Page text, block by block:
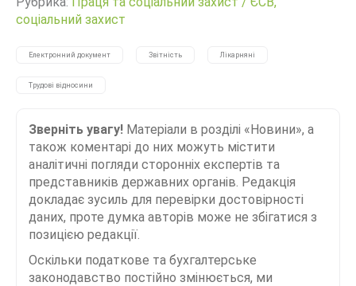
соціальний захист
Електронний документ Звітність Лікарняні
Трудові відносини
Зверніть увагу! Матеріали в розділі «Новини», а
також коментарі до них можуть містити
аналітичні погляди сторонніх експертів та
представників державних органів. Редакція
докладає зусиль для перевірки достовірності
даних, проте думка авторів може не збігатися з
позицією редакції.
Оскільки податкове та бухгалтерське
законодавство постійно змінюється, ми